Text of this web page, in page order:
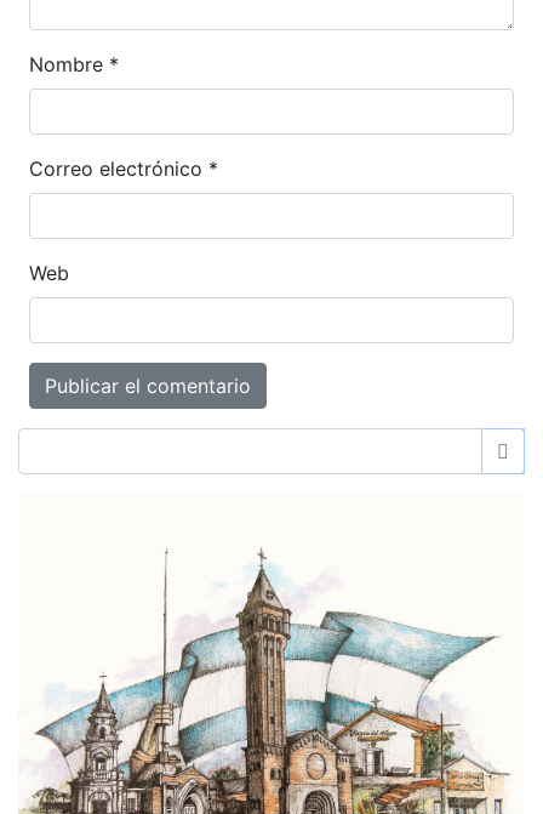
Nombre *
Correo electrónico *
Web